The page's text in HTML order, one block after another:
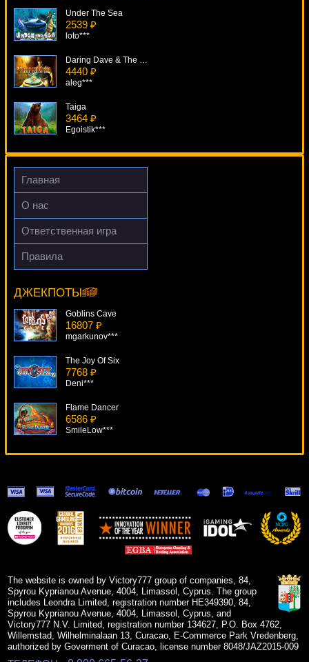
Under The Sea
2539 ₽
loto***
Daring Dave & The Eye Of Ra
4440 ₽
aleg***
Taiga
3464 ₽
Egoistik***
Treasures Of Tombs
961 ₽
DenisVS***
Главная
О нас
Ответственная игра
Правила
ДЖЕКПОТЫ
Cash Coaster
beautif***
Goblins Cave
16807 ₽
mgarkunov***
The Joy Of Six
7768 ₽
Deni***
Flame Dancer
6586 ₽
SmileLow***
Genies Gems
10022 ₽
verkhovod***
Double Diamond
The website is owned by Victory777 group of companies, 84,
Spyrou Kyprianou Avenue, 4004, Limassol, Cyprus. The group
includes Leondra Limited, registration number HE349390, 84,
Spyrou Kyprianou Avenue, 4004, Limassol, Cyprus, and
Victory777 N.V. Limited, registration number 134627, P.O. Box 4762,
Willemstad, Wilhelminalaan 13, Curacao, E-Commerce Park Vredenberg,
authorized by Goverment of Curacao, license number 8048/JAZ2015-009